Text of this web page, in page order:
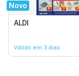
Novo
ALDI
Válido em 3 dias